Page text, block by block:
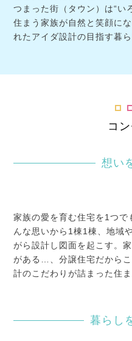
つまった街（タウン）は“い
住まう家族が自然と笑顔に
れたアイダ設計の目指す暮ら
コ
想い
家族の愛を育む住宅を1つで
んな思いから1棟1棟、地域
がら設計し図面を起こす。
がある…、分譲住宅だから
計のこだわりが詰まった住ま
暮らし